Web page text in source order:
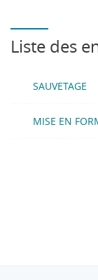
Liste des
SAUVETAGE
MISE EN